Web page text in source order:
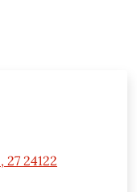
24122